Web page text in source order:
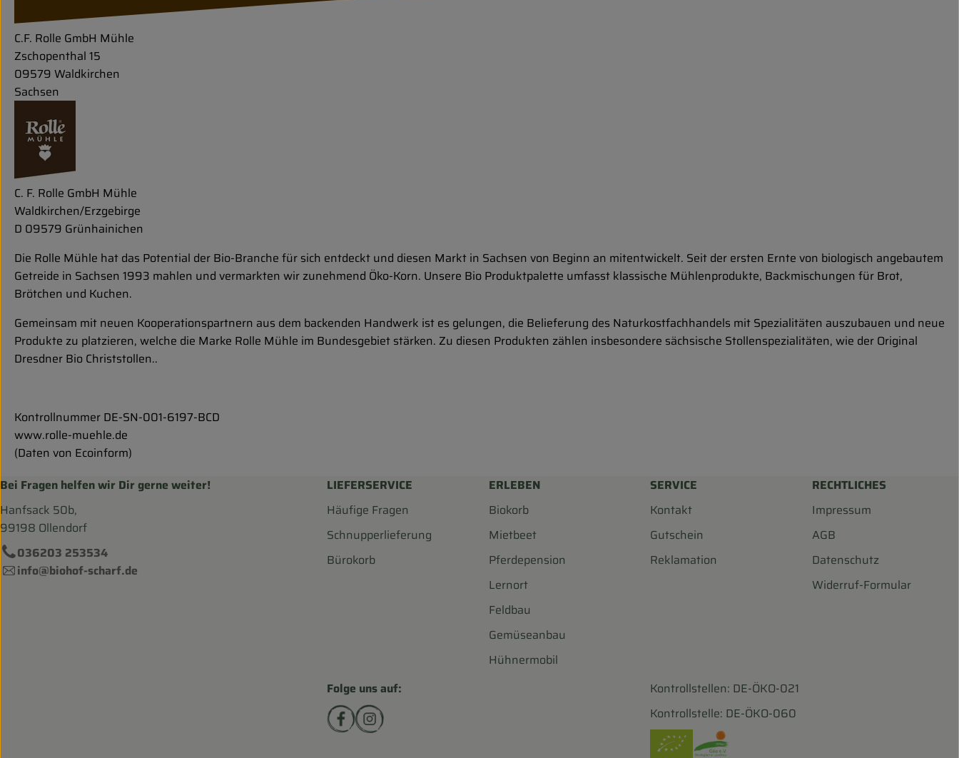
C.F. Rolle GmbH Mühle
Zschopenthal 15
09579 Waldkirchen
Sachsen
C. F. Rolle GmbH Mühle
Waldkirchen/Erzgebirge
D 09579 Grünhainichen
Die Rolle Mühle hat das Potential der Bio-Branche für sich entdeckt und diesen Markt in Sachsen von Beginn an mitentwickelt. Seit der ersten Ernte von biologisch angebautem
Getreide in Sachsen 1993 mahlen und vermarkten wir zunehmend Öko-Korn. Unsere Bio Produktpalette umfasst klassische Mühlenprodukte, Backmischungen für Brot,
Brötchen und Kuchen.
Gemeinsam mit neuen Kooperationspartnern aus dem backenden Handwerk ist es gelungen, die Belieferung des Naturkostfachhandels mit Spezialitäten auszubauen und neue
Produkte zu platzieren, welche die Marke Rolle Mühle im Bundesgebiet stärken. Zu diesen Produkten zählen insbesondere sächsische Stollenspezialitäten, wie der Original
Dresdner Bio Christstollen..
Kontrollnummer DE-SN-001-6197-BCD
www.rolle-muehle.de
(Daten von Ecoinform)
Bei Fragen helfen wir Dir gerne weiter!
Hanfsack 50b,
99198 Ollendorf
036203 253534
info@biohof-scharf.de
LIEFERSERVICE
Häufige Fragen
Schnupperlieferung
Bürokorb
ERLEBEN
Biokorb
Mietbeet
Pferdepension
Lernort
Feldbau
Gemüseanbau
Hühnermobil
SERVICE
Kontakt
Gutschein
Reklamation
RECHTLICHES
Impressum
AGB
Datenschutz
Widerruf-Formular
Folge uns auf:
Externer Link zu https://www.facebook.com/biohofscharf/
Externer Link zu https://www.instagram.com/biohofscharf/?hl=de
Kontrollstellen: DE-ÖKO-021
Kontrollstelle: DE-ÖKO-060